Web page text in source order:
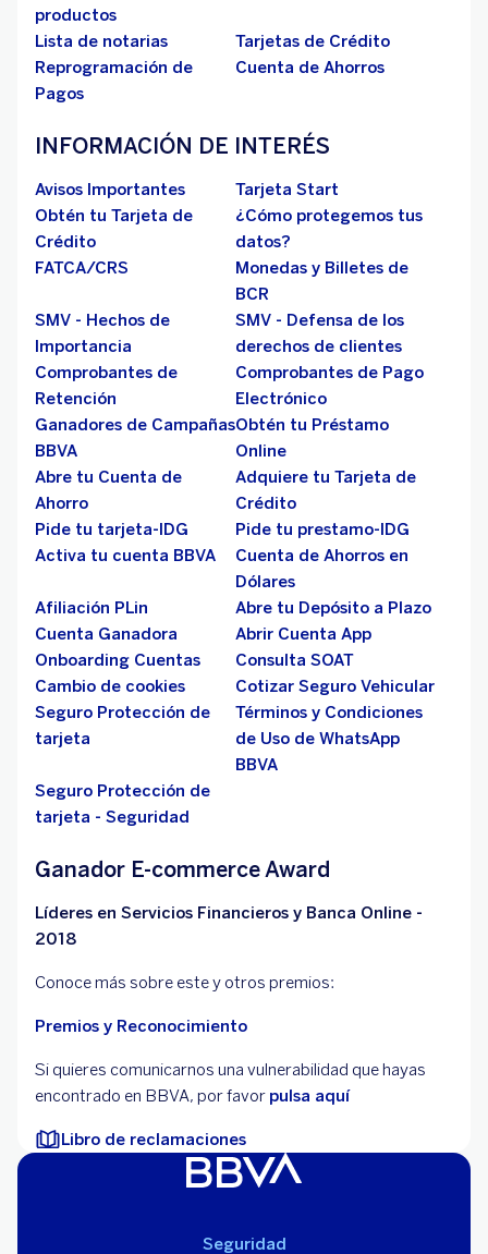
productos
Lista de notarias
Tarjetas de Crédito
Reprogramación de
Pagos
Cuenta de Ahorros
INFORMACIÓN DE INTERÉS
Avisos Importantes
Tarjeta Start
Obtén tu Tarjeta de
Crédito
¿Cómo protegemos tus
datos?
FATCA/CRS
Monedas y Billetes de
BCR
SMV - Hechos de
Importancia
SMV - Defensa de los
derechos de clientes
Comprobantes de
Retención
Comprobantes de Pago
Electrónico
Ganadores de Campañas
BBVA
Obtén tu Préstamo
Online
Abre tu Cuenta de
Ahorro
Adquiere tu Tarjeta de
Crédito
Pide tu tarjeta-IDG
Pide tu prestamo-IDG
Activa tu cuenta BBVA
Cuenta de Ahorros en
Dólares
Afiliación PLin
Abre tu Depósito a Plazo
Cuenta Ganadora
Abrir Cuenta App
Onboarding Cuentas
Consulta SOAT
Cambio de cookies
Cotizar Seguro Vehicular
Seguro Protección de
tarjeta
Términos y Condiciones
de Uso de WhatsApp
BBVA
Seguro Protección de
tarjeta - Seguridad
Ganador E-commerce Award
Líderes en Servicios Financieros y Banca Online -
2018
Conoce más sobre este y otros premios:
Premios y Reconocimiento
Si quieres comunicarnos una vulnerabilidad que hayas
encontrado en BBVA, por favor pulsa aquí
Libro de reclamaciones
Seguridad